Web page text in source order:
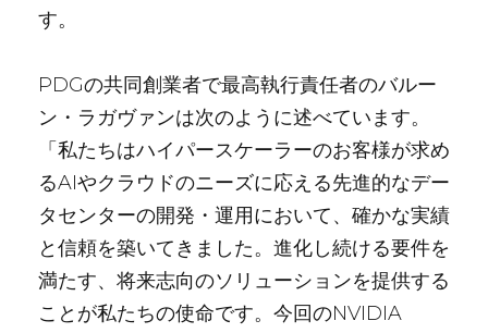
す。
PDGの共同創業者で最高執行責任者のバルー
ン・ラガヴァンは次のように述べています。
「私たちはハイパースケーラーのお客様が求め
るAIやクラウドのニーズに応える先進的なデー
タセンターの開発・運用において、確かな実績
と信頼を築いてきました。進化し続ける要件を
満たす、将来志向のソリューションを提供する
ことが私たちの使命です。今回のNVIDIA